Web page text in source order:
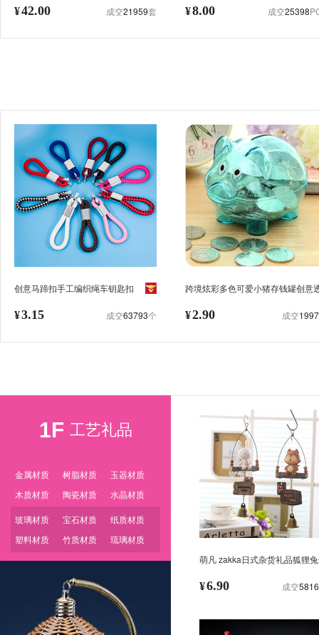
¥42.00 成交21959套
¥8.00 成交25398
创意马蹄扣手工编织绳车钥匙扣
¥3.15 成交63793个
跨境炫彩多色可爱小猪存钱罐创意
¥2.90 成交1997
1F 工艺礼品
金属材质 树脂材质
玉器材质
木质材质
陶瓷材质 水晶材质
玻璃材质 宝石材质
纸质材质
塑料材质
竹质材质
琉璃材质
萌凡 zakka日式杂货礼品狐狸
¥6.90 成交5816